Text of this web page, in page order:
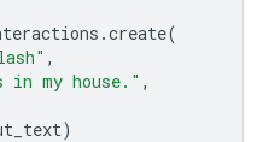
.create(
,
in my house." ,
)